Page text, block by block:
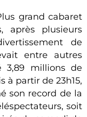
grand cabaret
après plusieurs
de
entre autres
3,89 millions de
à partir de 23h15,
son record de la
soit